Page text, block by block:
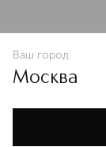
Политике
В
Ваш город
Москва